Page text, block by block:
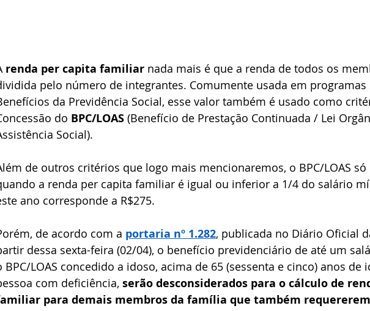
renda per capita familiar nada mais é que a renda de todos os
pelo número de integrantes. Comumente usada em programas
da Previdência Social, esse valor também é usado como
do BPC/LOAS (Benefício de Prestação Continuada / Lei
Social).
de outros critérios que logo mais mencionaremos, o BPC/LOAS
a renda per capita familiar é igual ou inferior a 1/4 do salário
ano corresponde a R$275.
de acordo com a portaria nº 1.282, publicada no Diário Oficial
dessa sexta-feira (02/04), o benefício previdenciário de até um
BPC/LOAS concedido a idoso, acima de 65 (sessenta e cinco) anos de
com deficiência, serão desconsiderados para o cálculo de
para demais membros da família que também requererem